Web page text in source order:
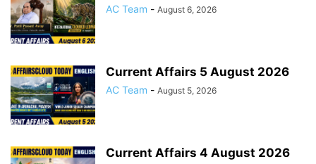
AC Team - August 6, 2026
Current Affairs 5 August 2026
AC Team - August 5, 2026
Current Affairs 4 August 2026